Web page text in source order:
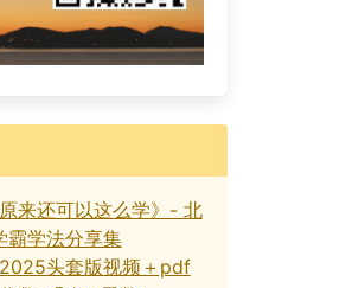
来还可以这么学》- 北
学法分享集
头套版视频＋pdf